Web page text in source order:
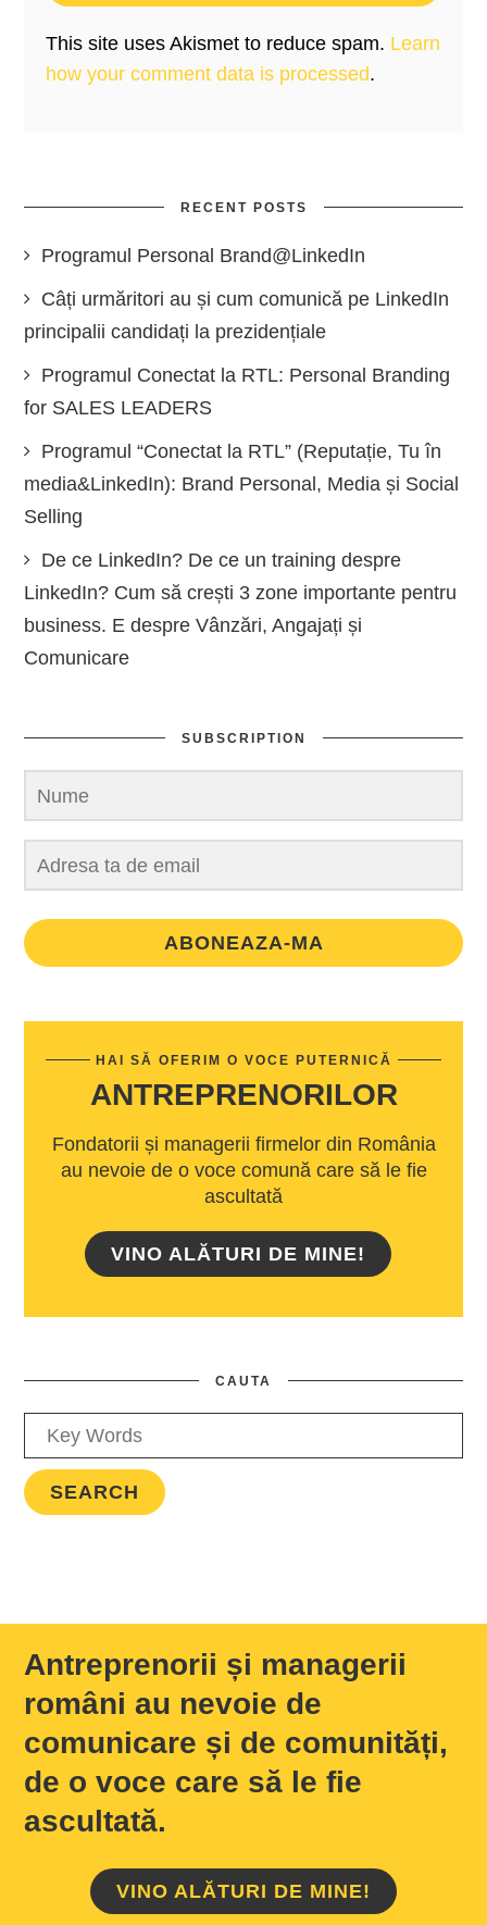
This site uses Akismet to reduce spam. Learn
how your comment data is processed.
RECENT POSTS
Programul Personal Brand@LinkedIn
Câți urmăritori au și cum comunică pe LinkedIn
principalii candidați la prezidențiale
Programul Conectat la RTL: Personal Branding
for SALES LEADERS
Programul “Conectat la RTL” (Reputație, Tu în
media&LinkedIn): Brand Personal, Media și Social
Selling
De ce LinkedIn? De ce un training despre
LinkedIn? Cum să crești 3 zone importante pentru
business. E despre Vânzări, Angajați și
Comunicare
SUBSCRIPTION
ABONEAZA-MA
HAI SĂ OFERIM O VOCE PUTERNICĂ
ANTREPRENORILOR
Fondatorii și managerii firmelor din România
au nevoie de o voce comună care să le fie
ascultată
VINO ALĂTURI DE MINE!
CAUTA
Antreprenorii și managerii
români au nevoie de
comunicare și de comunități,
de o voce care să le fie
ascultată.
VINO ALĂTURI DE MINE!